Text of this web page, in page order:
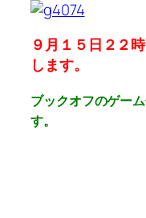
９月１５日２２
します。
ブックオフのゲー
す。